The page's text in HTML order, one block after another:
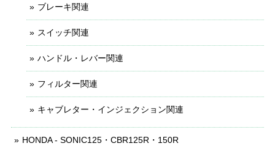
ブレーキ関連
スイッチ関連
ハンドル・レバー関連
フィルター関連
キャブレター・インジェクション関連
HONDA - SONIC125・CBR125R・150R